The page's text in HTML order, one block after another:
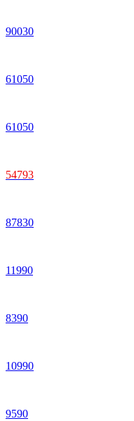
90030
61050
61050
54793
87830
11990
8390
10990
9590